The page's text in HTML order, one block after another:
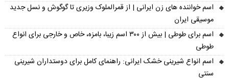
اسم خواننده های زن ایرانی | از قمرالملوک وزیری تا گوگوش و نسل جدید
موسیقی ایران
اسم برای طوطی | بیش از ۳۰۰ اسم زیبا، بامزه، خاص و خارجی برای انواع
طوطی
اسم انواع شیرینی خشک ایرانی: راهنمای کامل برای دوستداران شیرینی
سنتی